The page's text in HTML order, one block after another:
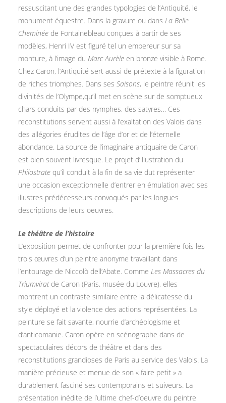
ressuscitant une des grandes typologies de l’Antiquité, le
monument équestre. Dans la gravure ou dans La Belle
Cheminée de Fontainebleau conçues à partir de ses
modèles, Henri IV est figuré tel un empereur sur sa
monture, à l’image du Marc Aurèle en bronze visible à Rome.
Chez Caron, l’Antiquité sert aussi de prétexte à la figuration
de riches triomphes. Dans ses Saisons, le peintre réunit les
divinités de l’Olympe,qu’il met en scène sur de somptueux
chars conduits par des nymphes, des satyres… Ces
reconstitutions servent aussi à l’exaltation des Valois dans
des allégories érudites de l’âge d’or et de l’éternelle
abondance. La source de l’imaginaire antiquaire de Caron
est bien souvent livresque. Le projet d’illustration du
Philostrate qu’il conduit à la fin de sa vie dut représenter
une occasion exceptionnelle d’entrer en émulation avec ses
illustres prédécesseurs convoqués par les longues
descriptions de leurs oeuvres.
Le théâtre de l’histoire
L’exposition permet de confronter pour la première fois les
trois œuvres d’un peintre anonyme travaillant dans
l’entourage de Niccolò dell’Abate. Comme Les Massacres du
Triumvirat de Caron (Paris, musée du Louvre), elles
montrent un contraste similaire entre la délicatesse du
style déployé et la violence des actions représentées. La
peinture se fait savante, nourrie d’archéologisme et
d’anticomanie. Caron opère en scénographe dans de
spectaculaires décors de théâtre et dans des
reconstitutions grandioses de Paris au service des Valois. La
manière précieuse et menue de son « faire petit » a
durablement fasciné ses contemporains et suiveurs. La
présentation inédite de l’ultime chef-d’oeuvre du peintre